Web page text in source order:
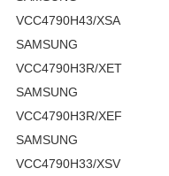
VCC4790H43/XSA
SAMSUNG
VCC4790H3R/XET
SAMSUNG
VCC4790H3R/XEF
SAMSUNG
VCC4790H33/XSV